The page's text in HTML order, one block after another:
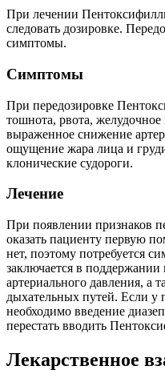
При лечении
следовать дозировке.
симптомы.
Симптомы
При передозировке
тошнота, рвота,
выраженное снижение
ощущение жара лица и
клонические судороги.
Лечение
При появлении признаков
оказать пациенту первую
нет, поэтому потребуется
заключается в поддержании
артериального давления, а
дыхательных путей. Если у
необходимо введение
перестать вводить
Лекарственное